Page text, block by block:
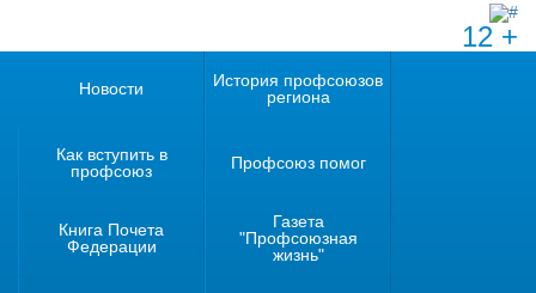
12 +
Новости
История профсоюзов
региона
Как вступить в
профсоюз
Профсоюз помог
Книга Почета
Федерации
Газета
"Профсоюзная
жизнь"